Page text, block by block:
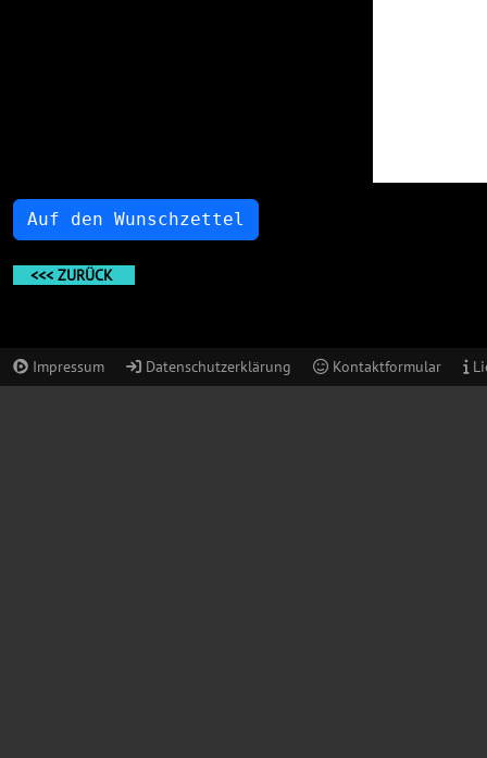
Auf den Wunschzettel
<<< ZURÜCK
Impressum Datenschutzerklärung Kontaktformular